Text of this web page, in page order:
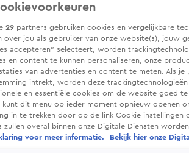
29 partners gebruiken cookies en vergelijkbare
over jou als gebruiker van onze website(s), jouw
accepteren” selecteert, worden
en content te kunnen personaliseren, onze
van advertenties en content te meten. Als je
intrekt, worden deze trackingtechnologieën
en essentiële cookies om de website goed
kunt dit menu op ieder moment opnieuw openen
in te trekken door op de link Cookie-instellingen
zullen overal binnen onze Digitale Diensten
voor meer informatie.
Bekijk hier onze